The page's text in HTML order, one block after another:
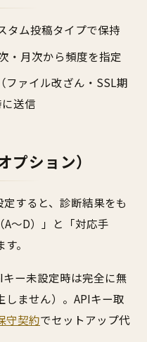
ム投稿タイプで保持
・月次から頻度を指定
ァイル改ざん・SSL期
送信
プション）
すると、診断結果をも
〜D）」と「対応手
。
ー未設定時は完全に無
ません）。APIキー取
守契約でセットアップ代